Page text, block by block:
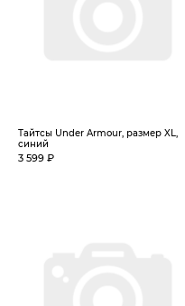
Тайтсы Under Armour, размер XL,
синий
3 599 ₽